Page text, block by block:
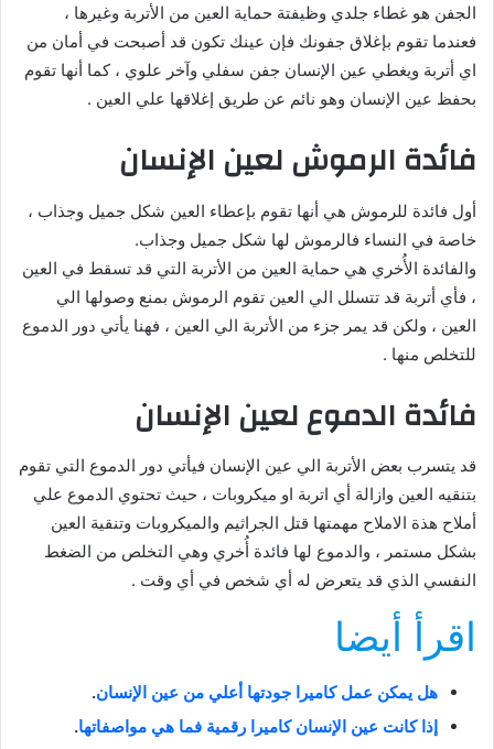
الجفن هو غطاء جلدي وظيفتة حماية العين من الأتربة وغيرها ،
فعندما تقوم بإغلاق جفونك فإن عينك تكون قد أصبحت في أمان من
اي أتربة ويغطي عين الإنسان جفن سفلي وآخر علوي ، كما أنها تقوم
بحفظ عين الإنسان وهو نائم عن طريق إغلاقها علي العين .
فائدة الرموش لعين الإنسان
أول فائدة للرموش هي أنها تقوم بإعطاء العين شكل جميل وجذاب ،
خاصة في النساء فالرموش لها شكل جميل وجذاب.
والفائدة الأُخري هي حماية العين من الأتربة التي قد تسقط في العين
، فأي أتربة قد تتسلل الي العين تقوم الرموش بمنع وصولها الي
العين ، ولكن قد يمر جزء من الأتربة الي العين ، فهنا يأتي دور الدموع
للتخلص منها .
فائدة الدموع لعين الإنسان
قد يتسرب بعض الأتربة الي عين الإنسان فيأتي دور الدموع التي تقوم
بتنقيه العين وازالة أي اتربة او ميكروبات ، حيث تحتوي الدموع علي
أملاح هذة الاملاح مهمتها قتل الجراثيم والميكروبات وتنقية العين
بشكل مستمر ، والدموع لها فائدة أُخري وهي التخلص من الضغط
النفسي الذي قد يتعرض له أي شخص في أي وقت .
اقرأ أيضا
هل يمكن عمل كاميرا جودتها أعلي من عين الإنسان.
إذا كانت عين الإنسان كاميرا رقمية فما هي مواصفاتها.